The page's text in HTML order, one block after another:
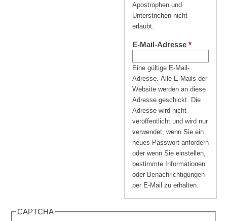
Apostrophen und
Unterstrichen nicht
erlaubt.
E-Mail-Adresse *
Eine gültige E-Mail-
Adresse. Alle E-Mails der
Website werden an diese
Adresse geschickt. Die
Adresse wird nicht
veröffentlicht und wird nur
verwendet, wenn Sie ein
neues Passwort anfordern
oder wenn Sie einstellen,
bestimmte Informationen
oder Benachrichtigungen
per E-Mail zu erhalten.
CAPTCHA